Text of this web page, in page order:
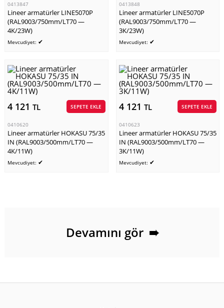
0413847
Lineer armatürler LINE5070P
(RAL9003/750mm/LT70 —
4K/23W)
Mevcudiyet: ✔
0413848
Lineer armatürler LINE5070P
(RAL9003/750mm/LT70 —
3K/23W)
Mevcudiyet: ✔
4 121 TL SEPETE EKLE
0410620
Lineer armatürler HOKASU 75/35
IN (RAL9003/500mm/LT70 —
4K/11W)
Mevcudiyet: ✔
4 121 TL SEPETE EKLE
0410623
Lineer armatürler HOKASU 75/35
IN (RAL9003/500mm/LT70 —
3K/11W)
Mevcudiyet: ✔
Devamını gör ➠